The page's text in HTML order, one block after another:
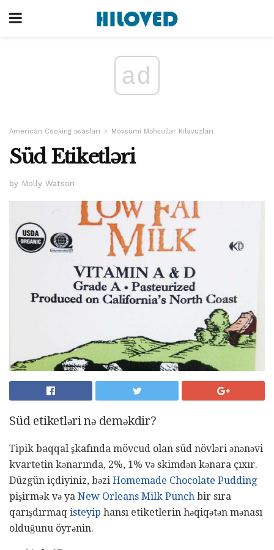
ad
American Cooking əsasları Mövsümi Məhsullar Kılavuzları
Süd Etiketləri
by Molly Watson
Süd etiketləri nə deməkdir?
Tipik baqqal şkafında mövcud olan süd növləri ənənəvi
kvartetin kənarında, 2%, 1% və skimdən kənara çıxır.
Düzgün içdiyiniz, bəzi Homemade Chocolate Pudding
pişirmək və ya New Orleans Milk Punch bir sıra
qarışdırmaq isteyip hansı etiketlerin həqiqətən mənası
olduğunu öyrənin.